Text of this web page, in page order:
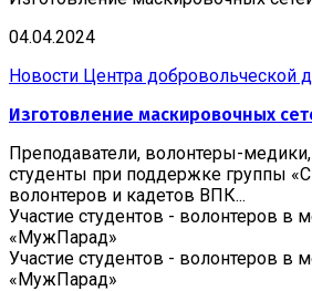
04.04.2024
Новости Центра добровольческой
Изготовление маскировочных
Преподаватели, волонтеры-
студенты при поддержке группы
волонтеров и кадетов ВПК...
Участие студентов - волонтеров в
«МужПарад»
Участие студентов - волонтеров в
«МужПарад»